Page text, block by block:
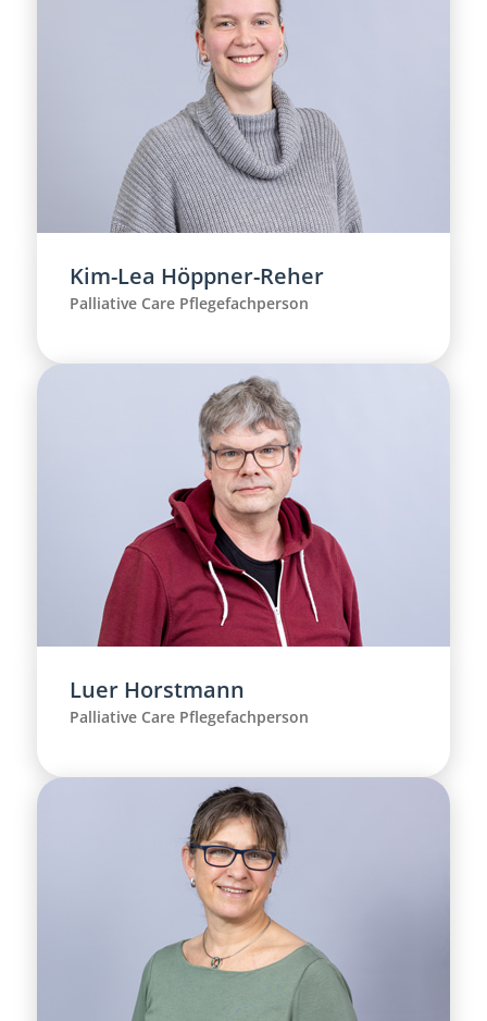
Kim-Lea Höppner-Reher
Palliative Care Pflegefachperson
Luer Horstmann
Palliative Care Pflegefachperson